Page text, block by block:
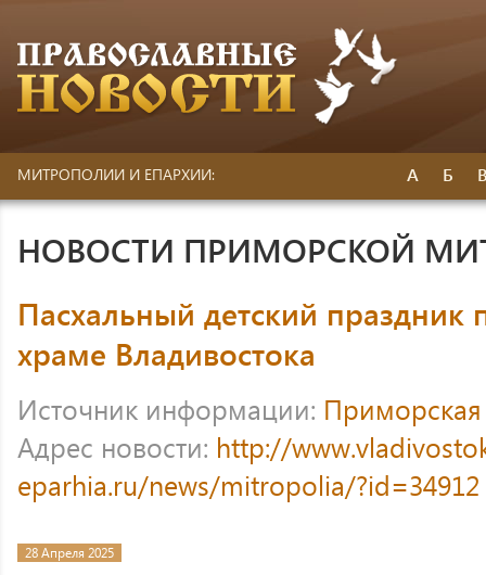
МИТРОПОЛИИ И ЕПАРХИИ: А Б
НОВОСТИ ПРИМОРСКОЙ
Пасхальный детский праздник
храме Владивостока
Источник информации:
Адрес новости: http://
eparhia.ru/news/mitropolia/?id=34912
28 Апреля 2025